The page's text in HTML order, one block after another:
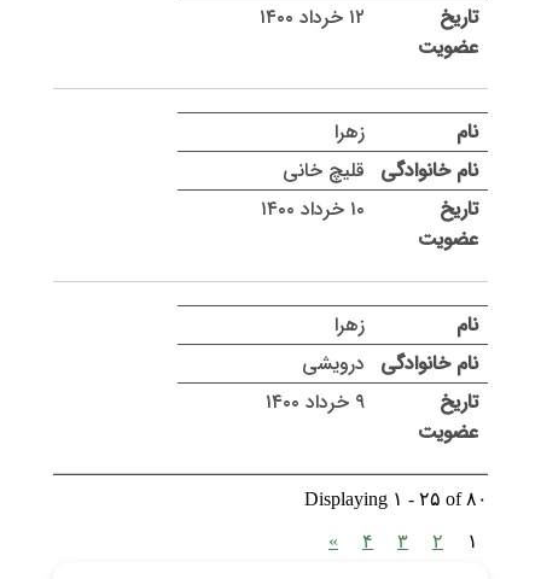
۱۲ خرداد ۱۴۰۰
زهرا
قلیچ خانی
۱۰ خرداد ۱۴۰۰
زهرا
درویشی
۹ خرداد ۱۴۰۰
Displaying ۱ - ۲۵ of ۸۰
۱ ۲ ۳ ۴ »